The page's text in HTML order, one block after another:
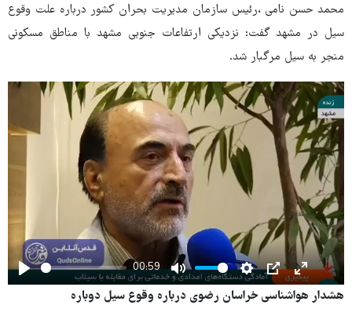
محمد حسن نامی ،رئیس سازمان مدیریت بحران کشور درباره علت وقوع
سیل در مشهد گفت: نزدیکی ارتفاعات جنوبی مشهد با مناطق مسکونی
منجر به سیل مرگبار شد.
Play
00:59
Mute Settings
PIP Enter
هشدار هواشناسی خراسان رضوی درباره وقوع سیل دوباره